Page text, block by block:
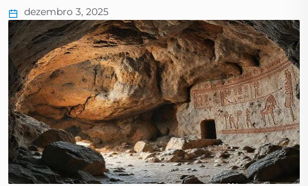
dezembro 3, 2025